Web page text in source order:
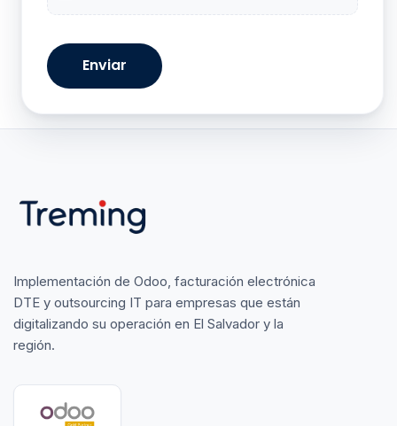
Enviar
Implementación de Odoo, facturación electrónica
DTE y outsourcing IT para empresas que están
digitalizando su operación en El Salvador y la
región.